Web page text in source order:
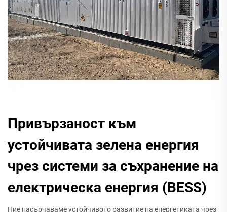
Привързаност към
устойчивата зелена енергия
чрез системи за съхранение на
електрическа енергия (BESS)
Ние насърчаваме устойчивото развитие на енергетиката чрез